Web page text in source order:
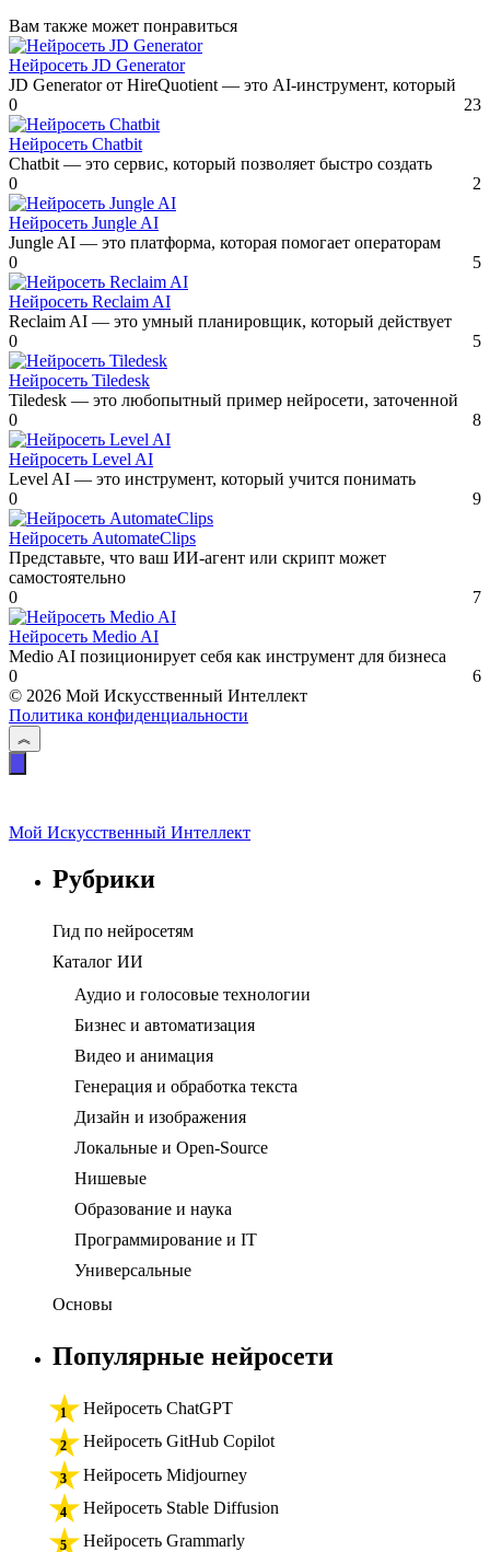
Вам также может понравиться
Нейросеть JD Generator
JD Generator от HireQuotient — это AI-инструмент, который
0
23
Нейросеть Chatbit
Chatbit — это сервис, который позволяет быстро создать
0
2
Нейросеть Jungle AI
Jungle AI — это платформа, которая помогает операторам
0
5
Нейросеть Reclaim AI
Reclaim AI — это умный планировщик, который действует
0
5
Нейросеть Tiledesk
Tiledesk — это любопытный пример нейросети, заточенной
0
8
Нейросеть Level AI
Level AI — это инструмент, который учится понимать
0
9
Нейросеть AutomateClips
Представьте, что ваш ИИ-агент или скрипт может
самостоятельно
0
7
Нейросеть Medio AI
Medio AI позиционирует себя как инструмент для бизнеса
0
6
© 2026 Мой Искусственный Интеллект
Политика конфиденциальности
Мой Искусственный Интеллект
Рубрики
Гид по нейросетям
Каталог ИИ
Аудио и голосовые технологии
Бизнес и автоматизация
Видео и анимация
Генерация и обработка текста
Дизайн и изображения
Локальные и Open-Source
Нишевые
Образование и наука
Программирование и IT
Универсальные
Основы
Популярные нейросети
Нейросеть ChatGPT
Нейросеть GitHub Copilot
Нейросеть Midjourney
Нейросеть Stable Diffusion
Нейросеть Grammarly